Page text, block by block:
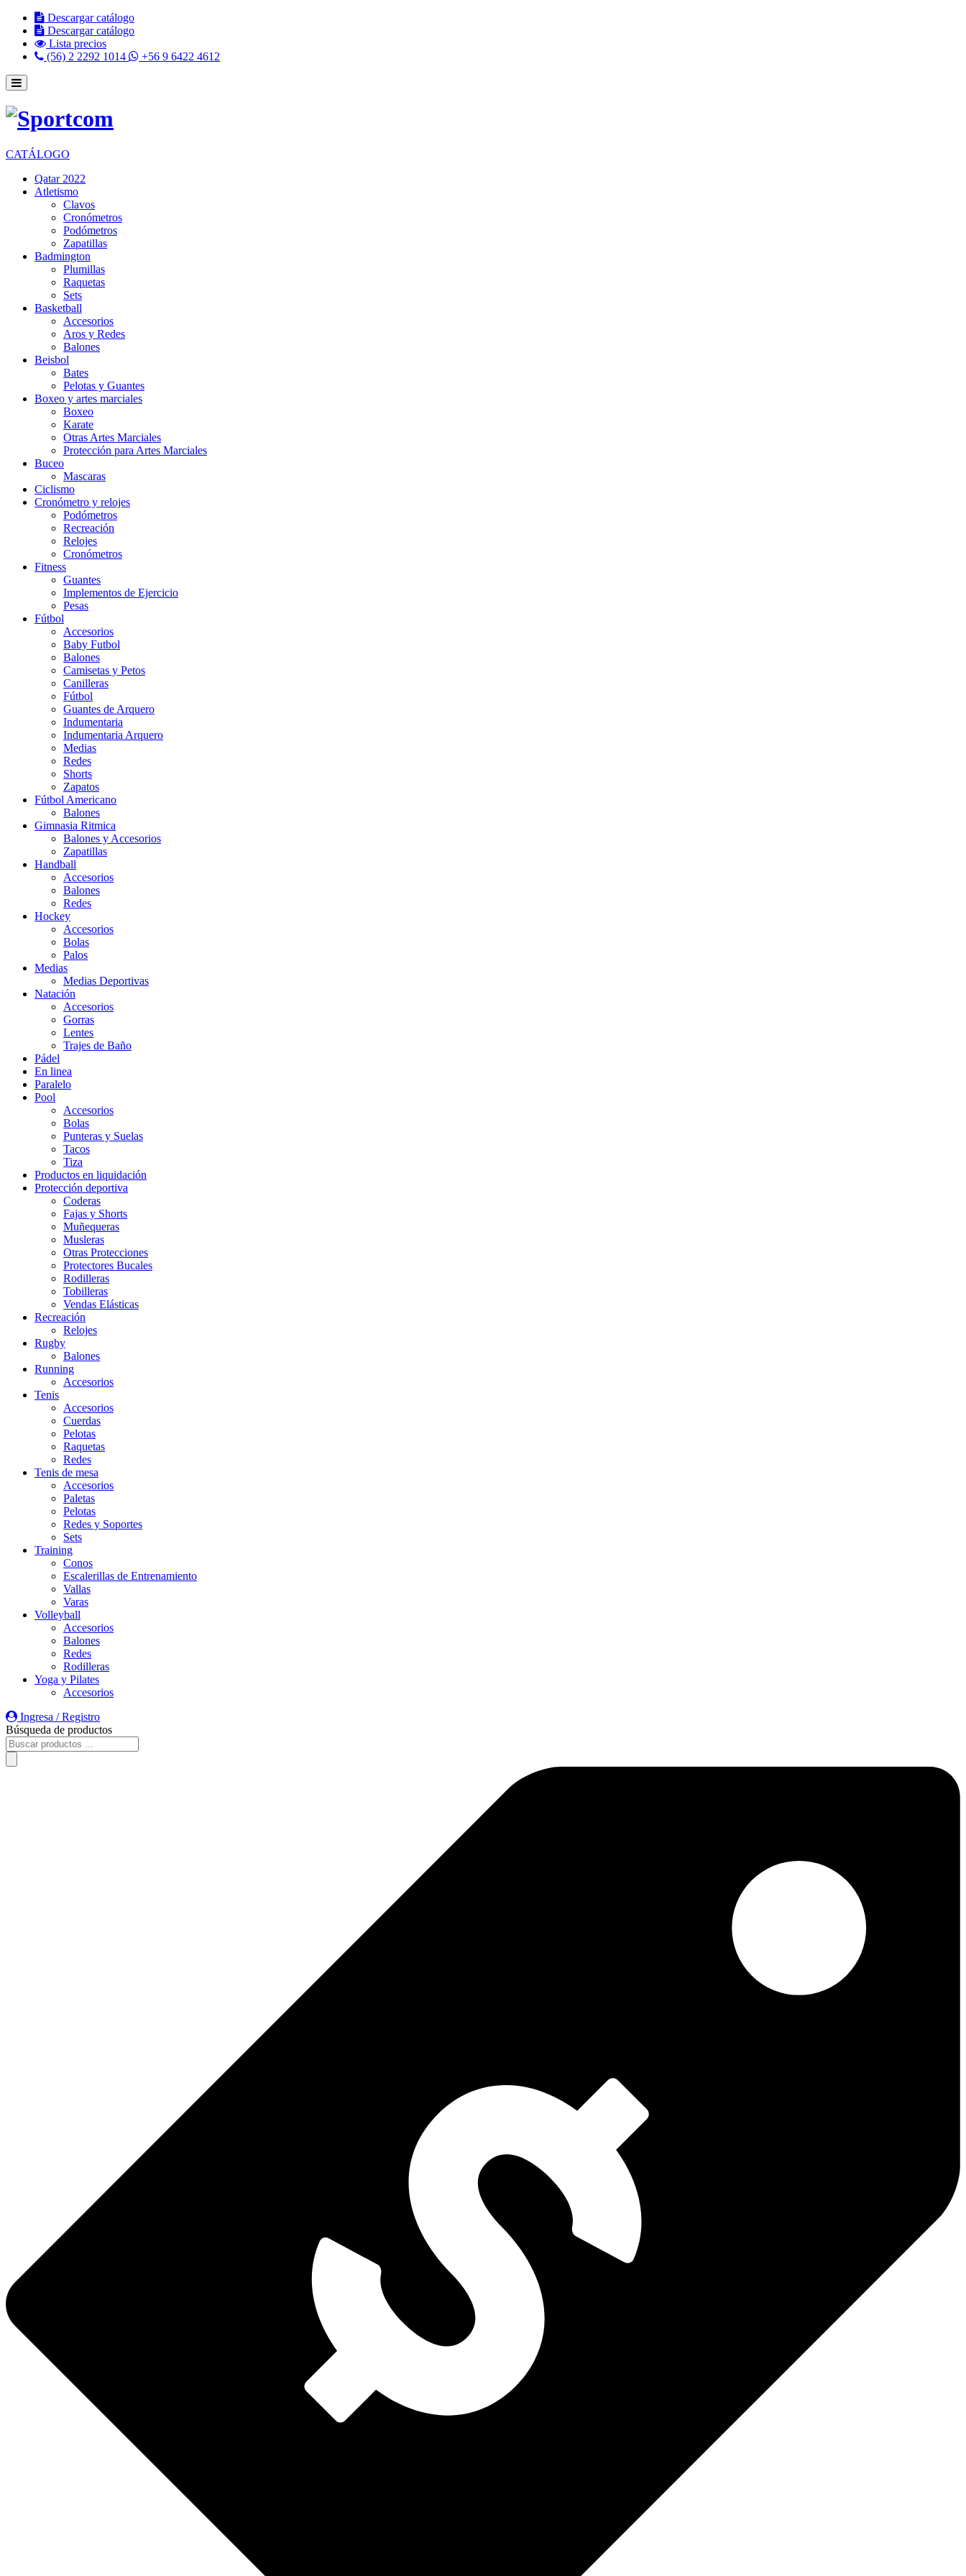
Descargar catálogo
Descargar catálogo
Lista precios
(56) 2 2292 1014
+56 9 6422 4612
CATÁLOGO
Qatar 2022
Atletismo
Clavos
Cronómetros
Podómetros
Zapatillas
Badmington
Plumillas
Raquetas
Sets
Basketball
Accesorios
Aros y Redes
Balones
Beisbol
Bates
Pelotas y Guantes
Boxeo y artes marciales
Boxeo
Karate
Otras Artes Marciales
Protección para Artes Marciales
Buceo
Mascaras
Ciclismo
Cronómetro y relojes
Podómetros
Recreación
Relojes
Cronómetros
Fitness
Guantes
Implementos de Ejercicio
Pesas
Fútbol
Accesorios
Baby Futbol
Balones
Camisetas y Petos
Canilleras
Fútbol
Guantes de Arquero
Indumentaria
Indumentaria Arquero
Medias
Redes
Shorts
Zapatos
Fútbol Americano
Balones
Gimnasia Ritmica
Balones y Accesorios
Zapatillas
Handball
Accesorios
Balones
Redes
Hockey
Accesorios
Bolas
Palos
Medias
Medias Deportivas
Natación
Accesorios
Gorras
Lentes
Trajes de Baño
Pádel
En linea
Paralelo
Pool
Accesorios
Bolas
Punteras y Suelas
Tacos
Tiza
Productos en liquidación
Protección deportiva
Coderas
Fajas y Shorts
Muñequeras
Musleras
Otras Protecciones
Protectores Bucales
Rodilleras
Tobilleras
Vendas Elásticas
Recreación
Relojes
Rugby
Balones
Running
Accesorios
Tenis
Accesorios
Cuerdas
Pelotas
Raquetas
Redes
Tenis de mesa
Accesorios
Paletas
Pelotas
Redes y Soportes
Sets
Training
Conos
Escalerillas de Entrenamiento
Vallas
Varas
Volleyball
Accesorios
Balones
Redes
Rodilleras
Yoga y Pilates
Accesorios
Ingresa / Registro
Búsqueda de productos